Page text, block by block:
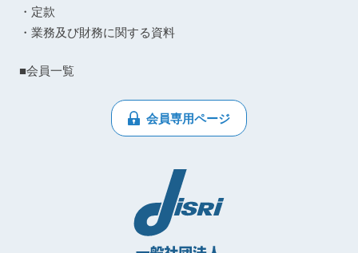
・定款
・業務及び財務に関する資料
■会員一覧
会員専用ページ